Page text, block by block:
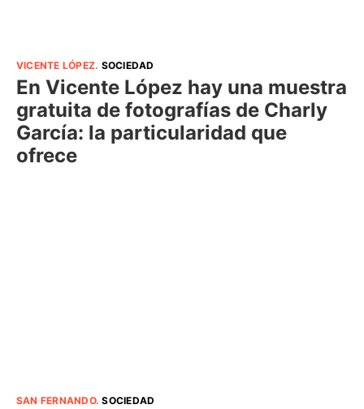
VICENTE LÓPEZ. SOCIEDAD
En Vicente López hay una muestra
gratuita de fotografías de Charly
García: la particularidad que
ofrece
SAN FERNANDO.SOCIEDAD